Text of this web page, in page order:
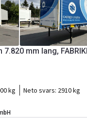
7.820 mm lang,
kg Neto svars: 2910 kg